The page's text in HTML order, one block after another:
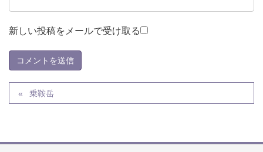
新しい投稿をメールで受け取る
乗鞍岳